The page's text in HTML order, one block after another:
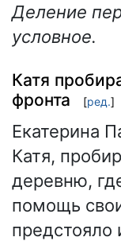
Деление
условное.
Катя
фронта
[ред.]
Екатерина
Катя,
деревню,
помощь
предстояло